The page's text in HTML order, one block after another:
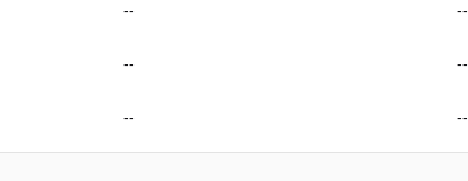
-- --
-- --
-- --